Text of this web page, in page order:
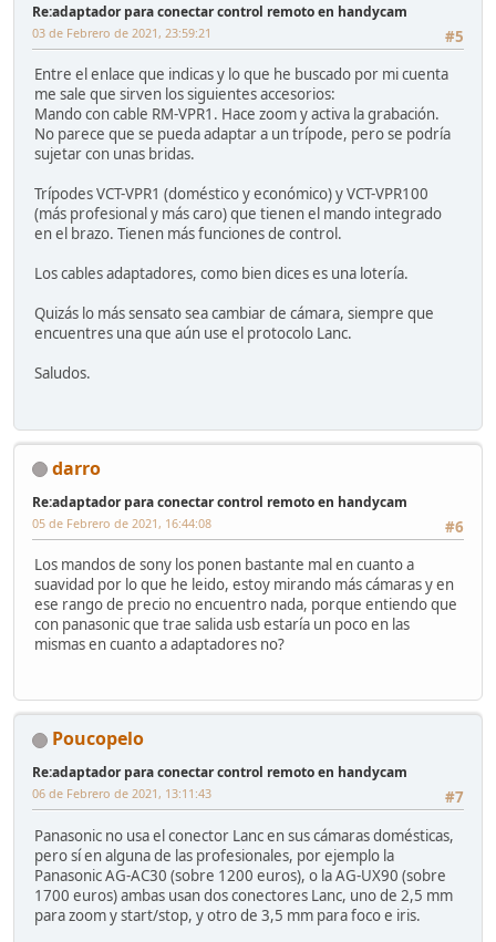
Re:adaptador para conectar control remoto en handycam
#5
03 de Febrero de 2021, 23:59:21
Entre el enlace que indicas y lo que he buscado por mi cuenta
me sale que sirven los siguientes accesorios:
Mando con cable RM-VPR1. Hace zoom y activa la grabación.
No parece que se pueda adaptar a un trípode, pero se podría
sujetar con unas bridas.
Trípodes VCT-VPR1 (doméstico y económico) y VCT-VPR100
(más profesional y más caro) que tienen el mando integrado
en el brazo. Tienen más funciones de control.
Los cables adaptadores, como bien dices es una lotería.
Quizás lo más sensato sea cambiar de cámara, siempre que
encuentres una que aún use el protocolo Lanc.
Saludos.
darro
Re:adaptador para conectar control remoto en handycam
#6
05 de Febrero de 2021, 16:44:08
Los mandos de sony los ponen bastante mal en cuanto a
suavidad por lo que he leido, estoy mirando más cámaras y en
ese rango de precio no encuentro nada, porque entiendo que
con panasonic que trae salida usb estaría un poco en las
mismas en cuanto a adaptadores no?
Poucopelo
Re:adaptador para conectar control remoto en handycam
#7
06 de Febrero de 2021, 13:11:43
Panasonic no usa el conector Lanc en sus cámaras domésticas,
pero sí en alguna de las profesionales, por ejemplo la
Panasonic AG-AC30 (sobre 1200 euros), o la AG-UX90 (sobre
1700 euros) ambas usan dos conectores Lanc, uno de 2,5 mm
para zoom y start/stop, y otro de 3,5 mm para foco e iris.